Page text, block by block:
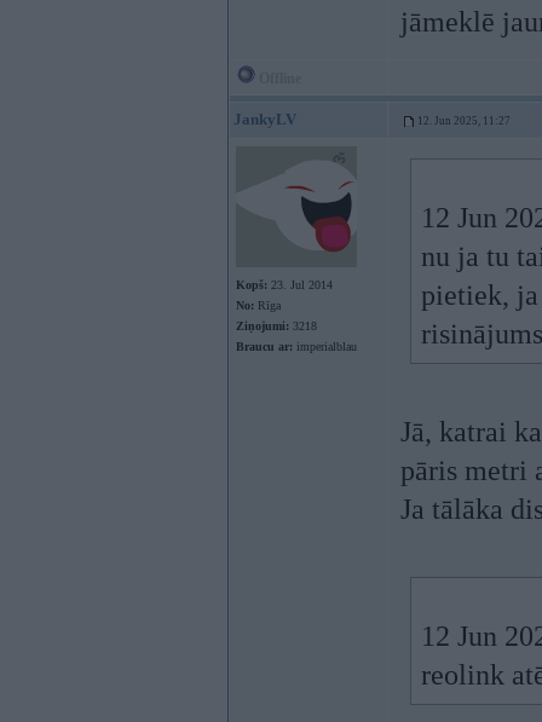
jāmeklē
JankyLV 12. Jun 2025, 11:27
Kopš: 23. Jul 2014
No: Rīga
Ziņojumi: 3218
Braucu ar: imperialblau
12 Jun
nu ja tu
pietiek,
risinājums
Jā, katrai
pāris metri
Ja tālāka
12 Jun
reolink